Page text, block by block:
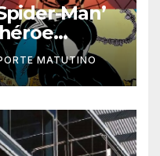
Man’
MATUTINO